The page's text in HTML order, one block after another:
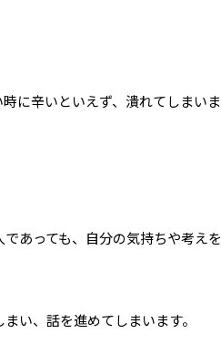
に辛いといえず、潰れてしまいま
あっても、自分の気持ちや考えを
い、話を進めてしまいます。